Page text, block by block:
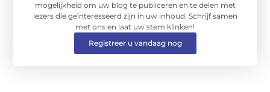
mogelijkheid om uw blog te publiceren en te delen met
lezers die geïnteresseerd zijn in uw inhoud. Schrijf samen
met ons en laat uw stem klinken!
Registreer u vandaag nog